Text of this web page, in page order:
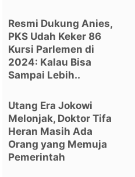
Resmi Dukung Anies,
PKS Udah Keker 86
Kursi Parlemen di
2024: Kalau Bisa
Sampai Lebih..
Utang Era Jokowi
Melonjak, Doktor Tifa
Heran Masih Ada
Orang yang Memuja
Pemerintah